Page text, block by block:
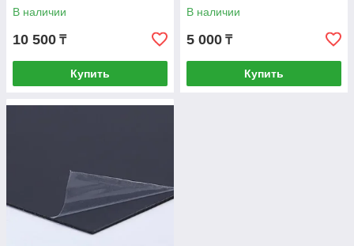
В наличии
10 500 ₸
Купить
В наличии
5 000 ₸
Купить